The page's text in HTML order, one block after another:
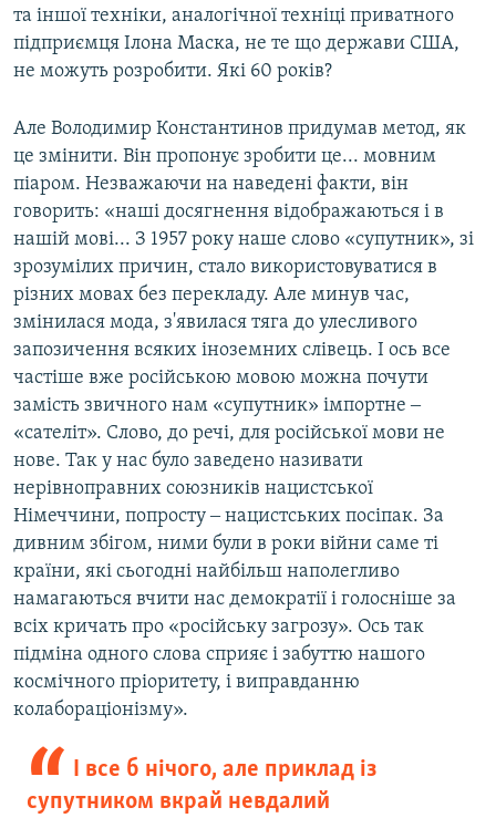
та іншої техніки, аналогічної техніці приватного
підприємця Ілона Маска, не те що держави США,
не можуть розробити. Які 60 років?
Але Володимир Константинов придумав метод, як
це змінити. Він пропонує зробити це... мовним
піаром. Незважаючи на наведені факти, він
говорить: «наші досягнення відображаються і в
нашій мові... З 1957 року наше слово «супутник», зі
зрозумілих причин, стало використовуватися в
різних мовах без перекладу. Але минув час,
змінилася мода, з'явилася тяга до улесливого
запозичення всяких іноземних слівець. І ось все
частіше вже російською мовою можна почути
замість звичного нам «супутник» імпортне ‒
«сателіт». Слово, до речі, для російської мови не
нове. Так у нас було заведено називати
нерівноправних союзників нацистської
Німеччини, попросту ‒ нацистських посіпак. За
дивним збігом, ними були в роки війни саме ті
країни, які сьогодні найбільш наполегливо
намагаються вчити нас демократії і голосніше за
всіх кричать про «російську загрозу». Ось так
підміна одного слова сприяє і забуттю нашого
космічного пріоритету, і виправданню
колабораціонізму».
І все б нічого, але приклад із
супутником вкрай невдалий